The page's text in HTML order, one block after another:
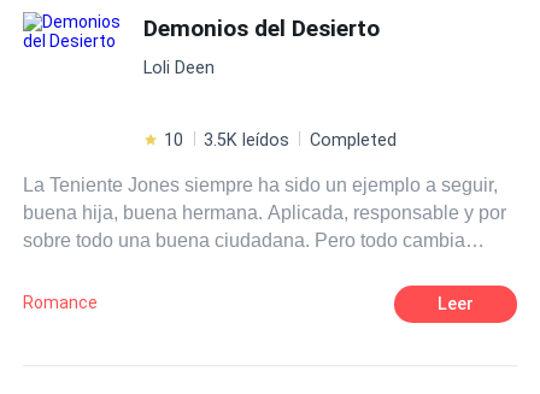
Demonios del Desierto
Loli Deen
10 3.5K leídos Completed
La Teniente Jones siempre ha sido un ejemplo a seguir,
buena hija, buena hermana. Aplicada, responsable y por
sobre todo una buena ciudadana. Pero todo cambia
que ver con la muerte de su única hermana. Tomará el
asunto en sus manos y la vida le dará una gran sorpresa
Romance Leer